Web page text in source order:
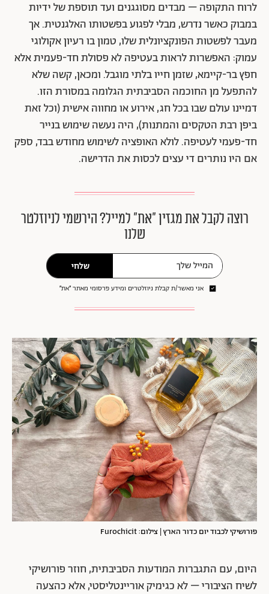
לרוח התקופה – מבדים מסוגגנים ועד תוספת של ידיות
במבוק כאשר נדרש, מבלי לפגוע בפשטותו האלגנטית. אך
מעבר לפשטות הפונקציונלית שלו, טמון בו רעיון אקולוגי
עמוק: האפשרות לראות בעטיפה לא פסולת חד-פעמית אלא
חפץ בר-קיימא, שזמן חייו בלתי מוגבל. ומכאן, קשה שלא
להתפעל מן החוכמה הסביבתית הגלומה במסורת הזו.
דמיינו עולם שבו בכל חג, אירוע או מחווה אישית (וכל זאת
ביפן רבת הטקסים והמתנות), היה נעשה שימוש בנייר
חד-פעמי לעטיפה. לולא האופציה לשימוש מחודש בבד, ספק
אם היו נותרים די עצים לכסות את הדרישה.
רוצה לקבל את מגזין ״את״ למייל? הירשמי לניוזלטר
שלנו
שלחי
אני מאשר/ת קבלת ניוזלטרים ומידע פרסומי מאתר ״את״
פורושיקי לכבוד יום כדור הארץ | צילום: Furochicit
היום, עם התגברות המודעות הסביבתית, חוזר פורושיקי
לשיח הציבורי – לא כגימיק אוריינטליסטי, אלא כהצעה